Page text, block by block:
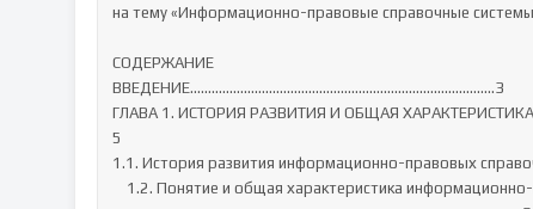
на тему «Информационно-правовые справочные
СОДЕРЖАНИЕ
ВВЕДЕНИЕ………………………………………………….....………..….……..3
ГЛАВА 1. ИСТОРИЯ РАЗВИТИЯ И ОБЩАЯ
5
1.1. История развития информационно-правовых